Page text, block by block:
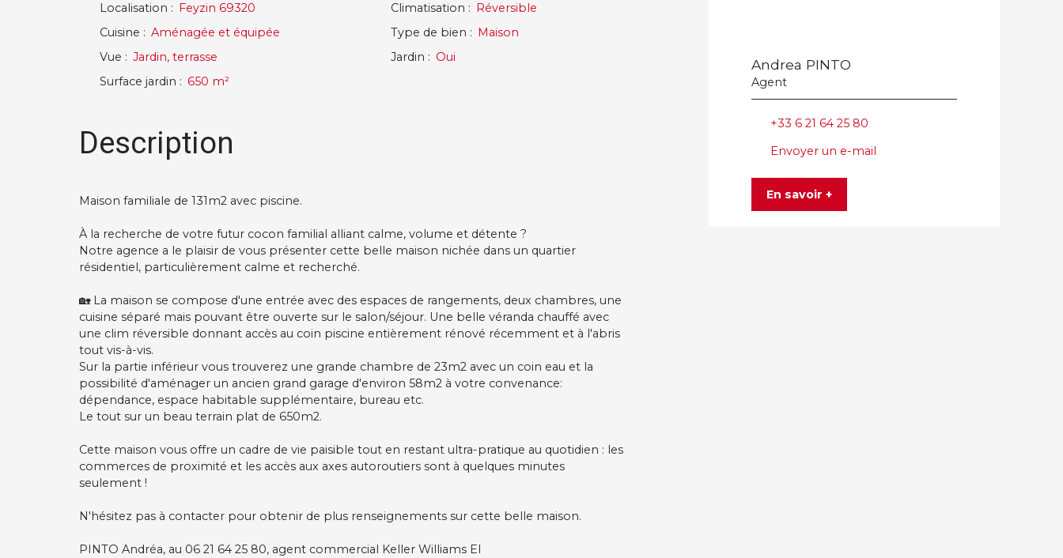
Localisation : Feyzin 69320 Climatisation :
Réversible
Cuisine : Aménagée et équipée Type de bien :
Maison
Vue : Jardin, terrasse Jardin : Oui
Surface jardin : 650 m²
Description
Maison familiale de 131m2 avec piscine.
À la recherche de votre futur cocon familial alliant calme, volume et détente ?
Notre agence a le plaisir de vous présenter cette belle maison nichée dans un quartier
résidentiel, particulièrement calme et recherché.
🏡 La maison se compose d'une entrée avec des espaces de rangements, deux chambres, une
cuisine séparé mais pouvant être ouverte sur le salon/séjour. Une belle véranda chauffé avec
une clim réversible donnant accès au coin piscine entièrement rénové récemment et à l'abris
tout vis-à-vis.
Sur la partie inférieur vous trouverez une grande chambre de 23m2 avec un coin eau et la
possibilité d'aménager un ancien grand garage d'environ 58m2 à votre convenance:
dépendance, espace habitable supplémentaire, bureau etc.
Le tout sur un beau terrain plat de 650m2.
Cette maison vous offre un cadre de vie paisible tout en restant ultra-pratique au quotidien : les
commerces de proximité et les accès aux axes autoroutiers sont à quelques minutes
seulement !
N'hésitez pas à contacter pour obtenir de plus renseignements sur cette belle maison.
PINTO Andréa, au 06 21 64 25 80, agent commercial Keller Williams EI
Andrea PINTO
Agent
+33 6 21 64 25 80
Envoyer un e-mail
En savoir +